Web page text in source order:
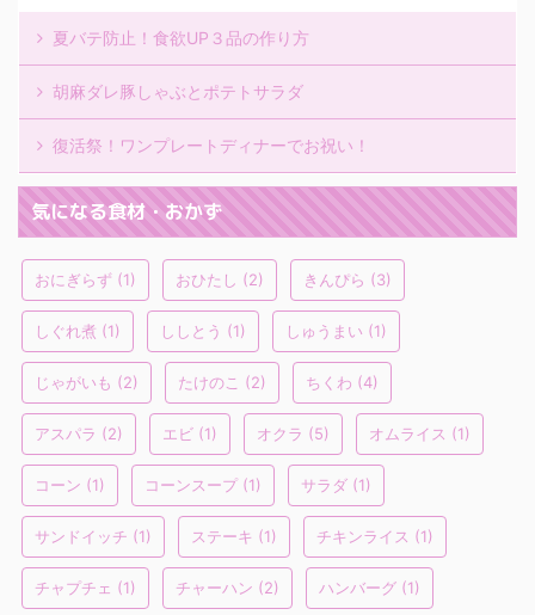
夏バテ防止！食欲UP３品の作り方
胡麻ダレ豚しゃぶとポテトサラダ
復活祭！ワンプレートディナーでお祝い！
気になる食材・おかず
おにぎらず (1) おひたし (2) きんぴら (3)
しぐれ煮 (1) ししとう (1) しゅうまい (1)
じゃがいも (2) たけのこ (2) ちくわ (4)
アスパラ (2) エビ (1) オクラ (5) オムライス (1)
コーン (1) コーンスープ(1) サラダ (1)
サンドイッチ (1) ステーキ (1) チキンライス (1)
チャプチェ (1) チャーハン (2) ハンバーグ (1)